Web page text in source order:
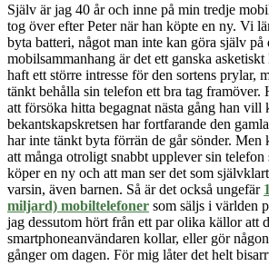
Själv är jag 40 år och inne på min tredje
tog över efter Peter när han köpte en ny. Vi
byta batteri, något man inte kan göra själv på
mobilsammanhang är det ett ganska
haft ett större intresse för den sortens prylar,
tänkt behålla sin telefon ett bra tag framöver.
att försöka hitta begagnat nästa gång han vill
bekantskapskretsen har fortfarande den
har inte tänkt byta förrän de går sönder. Men
att många otroligt snabbt upplever sin telefon
köper en ny och att man ser det som
varsin, även barnen. Så är det också ungefär
miljard) mobiltelefoner som säljs i världen
jag dessutom hört från ett par olika källor att
smartphoneanvändaren kollar, eller gör
gånger om dagen. För mig låter det helt